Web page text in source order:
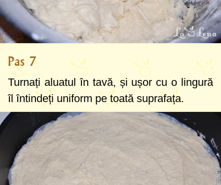
Pas 7
Turnați aluatul în tavă, și ușor cu o lingură
îl întindeți uniform pe toată suprafața.